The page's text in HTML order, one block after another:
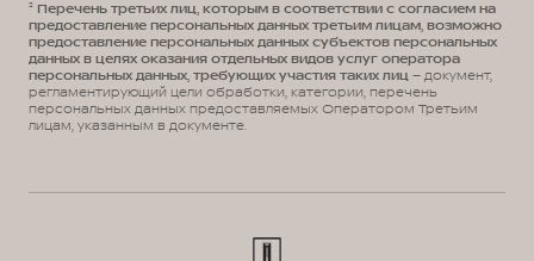
² Перечень третьих лиц, которым в соответствии с согласием на
предоставление персональных данных третьим лицам, возможно
предоставление персональных данных субъектов персональных
данных в целях оказания отдельных видов услуг оператора
персональных данных, требующих участия таких лиц – документ,
регламентирующий цели обработки, категории, перечень
персональных данных предоставляемых Оператором Третьим
лицам, указанным в документе.